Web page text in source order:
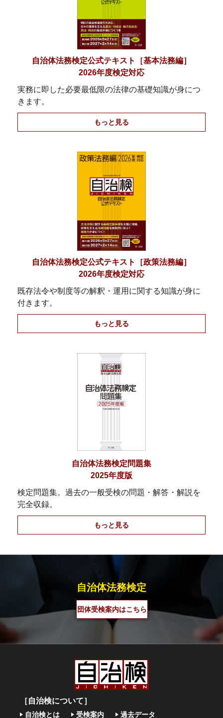
自治体法務検定公式テキスト［基本法務編］
2026年度検定対応
実務に即した必要最低限の法律の基礎知識が身につ
きます。
もっと見る
自治体法務検定公式テキスト［政策法務編］
2026年度検定対応
既存法令や制度等の解釈・運用に関する知識が身に
付きます。
もっと見る
自治体法務検定問題集
2025年度版
検定問題集。過去の一般受検の問題・解答・解説を
完全収録。
もっと見る
自治体法務検定
団体受検案内はこちら
［自治検について］
自治検とは 受検案内 過去データ